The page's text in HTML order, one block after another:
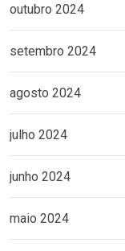
outubro 2024
setembro 2024
agosto 2024
julho 2024
junho 2024
maio 2024